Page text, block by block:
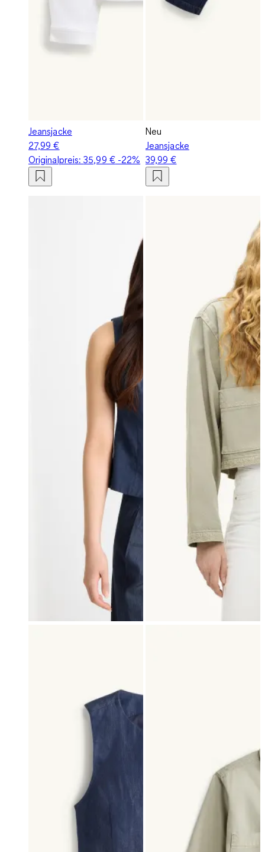
Jeansjacke
27,99 €
Originalpreis:35,99 €-22%
Neu
Jeansjacke
39,99 €